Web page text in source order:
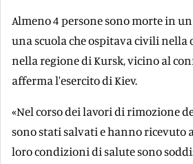
Almeno 4 persone sono morte in
una scuola che ospitava civili nella
nella regione di Kursk, vicino al
afferma l'esercito di Kiev.
«Nel corso dei lavori di rimozione
sono stati salvati e hanno ricevuto
loro condizioni di salute sono